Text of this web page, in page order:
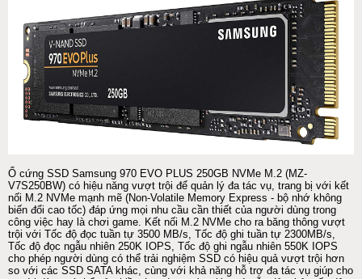
Ổ cứng SSD Samsung 970 EVO PLUS 250GB NVMe M.2 (MZ-
V7S250BW) có hiệu năng vượt trội để quản lý đa tác vụ, trang bị với kết
nối M.2 NVMe mạnh mẽ (Non-Volatile Memory Express - bộ nhớ không
biến đổi cao tốc) đáp ứng mọi nhu cầu cần thiết của người dùng trong
công việc hay là chơi game. Kết nối M.2 NVMe cho ra băng thông vượt
trội với Tốc độ đọc tuần tự 3500 MB/s, Tốc độ ghi tuần tự 2300MB/s,
Tốc độ đọc ngẫu nhiên 250K IOPS, Tốc độ ghi ngẫu nhiên 550K IOPS
cho phép người dùng có thể trải nghiệm SSD có hiệu quả vượt trội hơn
so với các SSD SATA khác, cùng với khả năng hỗ trợ đa tác vụ giúp cho